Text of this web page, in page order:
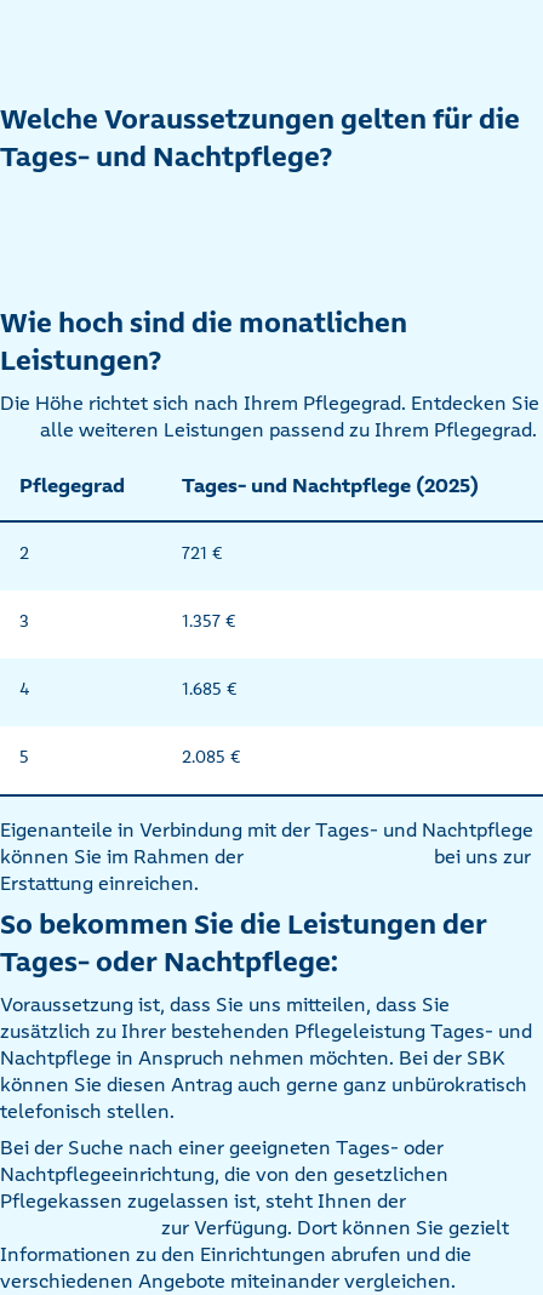
Welche Voraussetzungen gelten für die
Tages- und Nachtpflege?
Wie hoch sind die monatlichen
Leistungen?
Die Höhe richtet sich nach Ihrem Pflegegrad. Entdecken Sie
alle weiteren Leistungen passend zu Ihrem Pflegegrad.
Pflegegrad Tages- und Nachtpflege (2025)
2 721 €
3 1.357 €
4 1.685 €
5 2.085 €
Eigenanteile in Verbindung mit der Tages- und Nachtpflege
können Sie im Rahmen der
bei uns zur
Erstattung einreichen.
So bekommen Sie die Leistungen der
Tages- oder Nachtpflege:
Voraussetzung ist, dass Sie uns mitteilen, dass Sie
zusätzlich zu Ihrer bestehenden Pflegeleistung Tages- und
Nachtpflege in Anspruch nehmen möchten. Bei der SBK
können Sie diesen Antrag auch gerne ganz unbürokratisch
telefonisch stellen.
Bei der Suche nach einer geeigneten Tages- oder
Nachtpflegeeinrichtung, die von den gesetzlichen
Pflegekassen zugelassen ist, steht Ihnen der
zur Verfügung. Dort können Sie gezielt
Informationen zu den Einrichtungen abrufen und die
verschiedenen Angebote miteinander vergleichen.